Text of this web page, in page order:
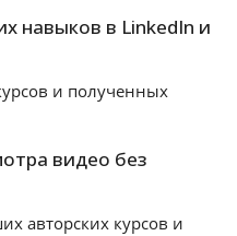
навыков в LinkedIn и
и полученных
видео без
авторских курсов и